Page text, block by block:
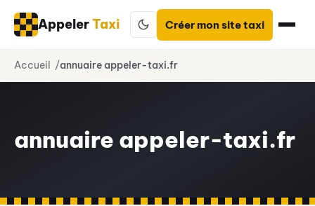
Aller
AppelerTaxi Créer mon site taxi
Accueil annuaire appeler-taxi.fr
annuaire appeler-taxi.fr